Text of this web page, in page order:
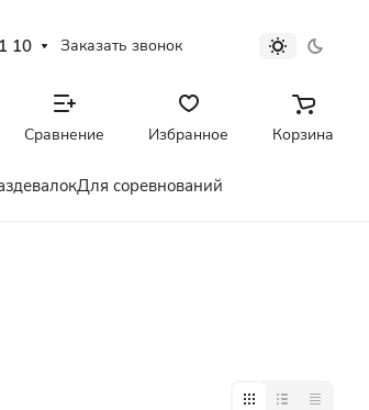
10 Заказать звонок
Сравнение Избранное Корзина
Для соревнований